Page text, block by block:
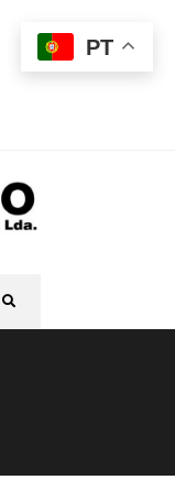
PT